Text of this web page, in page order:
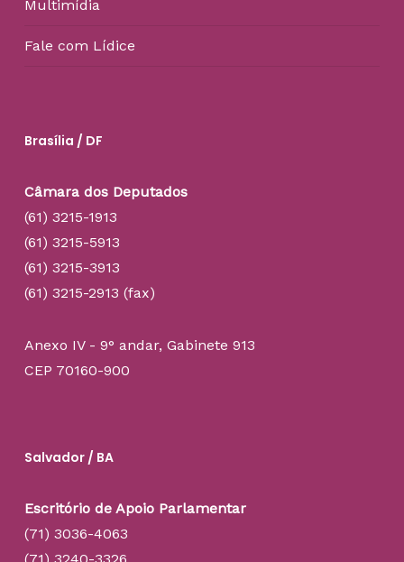
Multimídia
Fale com Lídice
Brasília / DF
Câmara dos Deputados
(61) 3215-1913
(61) 3215-5913
(61) 3215-3913
(61) 3215-2913 (fax)
Anexo IV - 9° andar, Gabinete 913
CEP 70160-900
Salvador / BA
Escritório de Apoio Parlamentar
(71) 3036-4063